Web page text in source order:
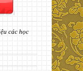
các học